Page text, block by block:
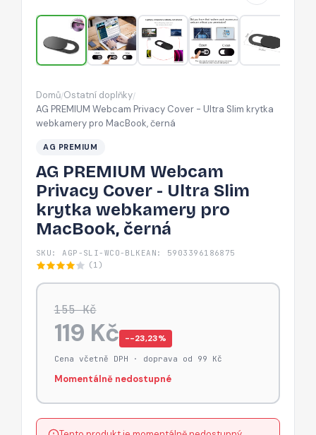
Ultra
Slim
krytka
webkamery
MacBook,
černá
Domů/Ostatní doplňky/
AG PREMIUM Webcam Privacy Cover - Ultra Slim krytka
webkamery pro MacBook, černá
AG PREMIUM
AG PREMIUM Webcam
Privacy Cover - Ultra Slim
krytka webkamery pro
MacBook, černá
SKU: AGP-SLI-WCO-BLK EAN: 5903396186875
(1)
155 Kč
119 Kč −-23,23%
Cena včetně DPH · doprava od 99 Kč
Momentálně nedostupné